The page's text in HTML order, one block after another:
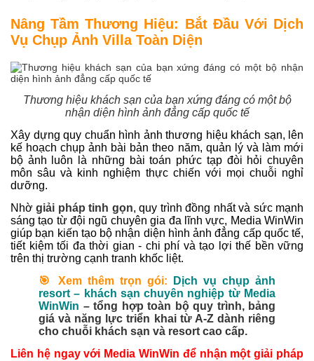
Nâng Tầm Thương Hiệu: Bắt Đầu Với Dịch
Vụ Chụp Ảnh Villa Toàn Diện
Thương hiệu khách sạn của bạn xứng đáng có một bộ
nhận diện hình ảnh đẳng cấp quốc tế
Xây dựng quy chuẩn hình ảnh thương hiệu khách sạn, lên
kế hoạch chụp ảnh bài bản theo năm, quản lý và làm mới
bộ ảnh luôn là những bài toán phức tạp đòi hỏi chuyên
môn sâu và kinh nghiệm thực chiến với mọi chuỗi nghỉ
dưỡng.
Nhờgiải pháp tinh gọn, quy trình đồng nhất và sức mạnh
sáng tạo từ đội ngũ chuyên gia đa lĩnh vực, Media WinWin
giúp bạn kiến tạo bộ nhận diện hình ảnh đẳng cấp quốc tế,
tiết kiệm tối đa thời gian - chi phí và tạo lợi thế bền vững
trên thị trường cạnh tranh khốc liệt.
🎯 Xem thêm trọn gói:
Dịch vụ chụp ảnh
resort – khách sạn chuyên nghiệp từ Media
WinWin – tổng hợp toàn bộ quy trình, bảng
giá và năng lực triển khai từ A-Z dành riêng
cho chuỗi khách sạn và resort cao cấp.
Liên hệ ngay với Media WinWin để nhận một giải pháp